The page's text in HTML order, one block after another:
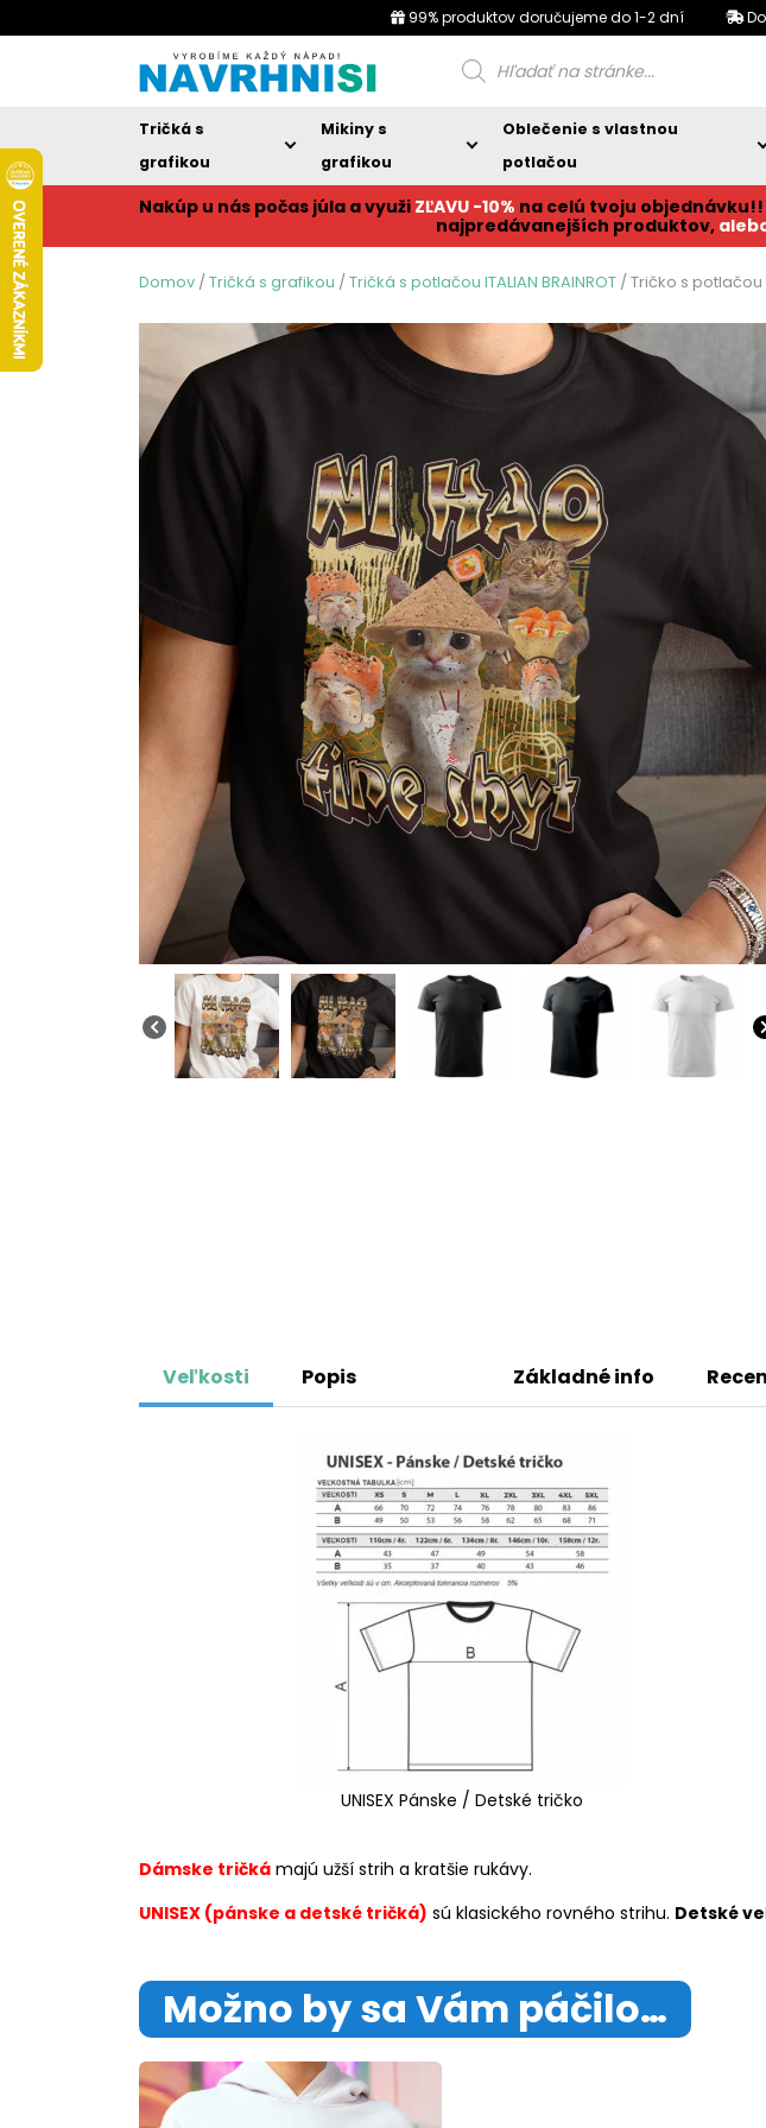
99% produktov doručujeme do 1-2 dní
Products
search
Tričká s
grafikou
Mikiny s
grafikou
Oblečenie s vlastnou
potlačou
Nakúp u nás počas júla a využi ZĽAVU -10% na celú tvoju
najpredávanejších produktov,
Domov /Tričká s grafikou /Tričká s potlačou ITALIAN BRAINROT / Tričko s potlačou
Veľkosti Popis Základné info
UNISEX Pánske / Detské tričko
Dámske tričká majú užší strih a kratšie rukávy.
UNISEX (pánske a detské tričká) sú klasického rovného strihu. Detské
Možno by sa Vám páčilo…